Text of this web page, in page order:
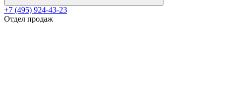
+7 (495) 924-43-23
Отдел продаж